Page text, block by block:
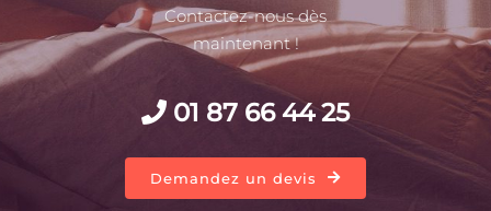
Contactez-nous dès
maintenant !
01 87 66 44 25
Demandez un devis